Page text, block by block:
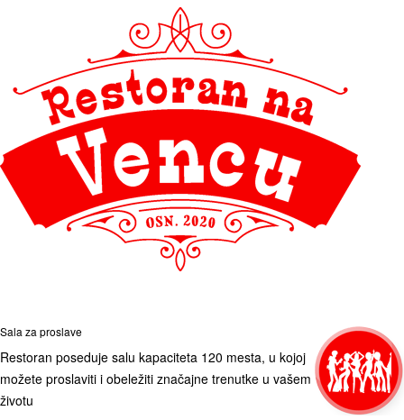
Sala za proslave
Restoran poseduje salu kapaciteta 120 mesta, u kojoj
možete proslaviti i obeležiti značajne trenutke u vašem
životu